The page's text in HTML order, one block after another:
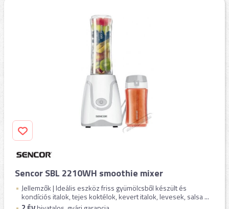
Sencor SBL 2210WH smoothie mixer
Jellemzők | Ideális eszköz friss gyümölcsből készült és
kondíciós italok, tejes koktélok, kevert italok, levesek, salsa ...